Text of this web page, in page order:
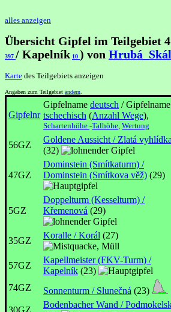
alles anzeigen
Übersicht Gipfel im Teilgebiet 4
397 / Kapelník 10 ) von
Karte des Teilgebiets anzeigen
Angaben zum Teilgebiet ändern.
Gipfelnr
Gipfelname deutsch / Gipfelname
tschechisch (Anzahl Wege),
Schartenhöhe -Talhöhe, Wertung
56GZ
Goldene Aussicht / Zlatá vyhlídka
(32)
47GZ
Dominstein (Smítkaturm) /
Dominstein (Smítkova věž) (29)
5GZ
Doppelturm (Kesselturm) /
Křemenová (29)
35GZ
Koralle / Korál (27)
57GZ
Kapellmeister (FKV-Turm) /
Kapelník (23)
74GZ Sonnenturm / Slunečná (23)
Bodenbacher Wand /